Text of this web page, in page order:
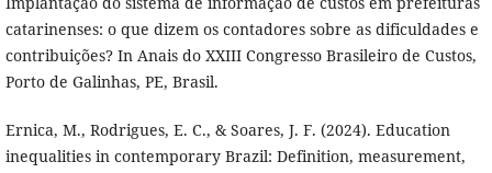
catarinenses: o que dizem os contadores sobre as dificuldades e
contribuições? In Anais do XXIII Congresso Brasileiro de Custos,
Porto de Galinhas, PE, Brasil.
Ernica, M., Rodrigues, E. C., & Soares, J. F. (2024). Education
inequalities in contemporary Brazil: Definition, measurement,